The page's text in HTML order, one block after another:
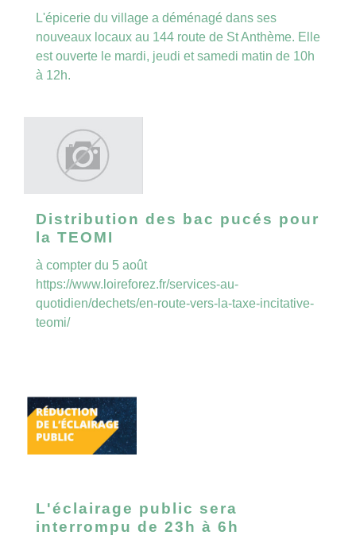
L'épicerie du village a déménagé dans ses
nouveaux locaux au 144 route de St Anthème. Elle
est ouverte le mardi, jeudi et samedi matin de 10h
à 12h.
Distribution des bac pucés pour
la TEOMI
à compter du 5 août
https://www.loireforez.fr/services-au-
quotidien/dechets/en-route-vers-la-taxe-incitative-
teomi/
L'éclairage public sera
interrompu de 23h à 6h